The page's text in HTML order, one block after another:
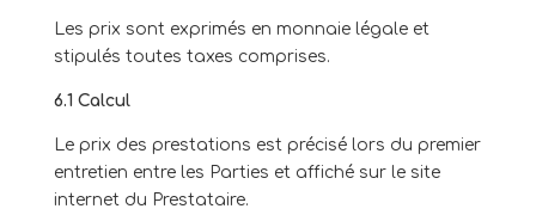
Les prix sont exprimés en monnaie légale et
stipulés toutes taxes comprises.
6.1 Calcul
Le prix des prestations est précisé lors du premier
entretien entre les Parties et affiché sur le site
internet du Prestataire.